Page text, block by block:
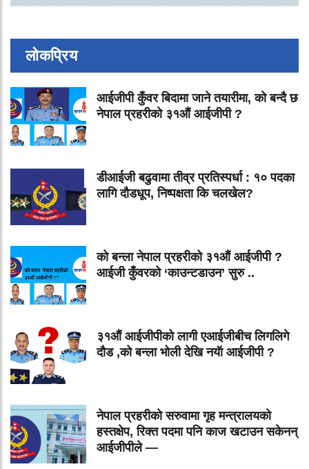
लोकप्रिय
आईजीपी कुँवर बिदामा जाने तयारीमा, को बन्दै छ
नेपाल प्रहरीको ३१औं आईजीपी ?
डीआईजी बढुवामा तीव्र प्रतिस्पर्धा : १० पदका
लागि दौडधूप, निष्पक्षता कि चलखेल?
को बन्ला नेपाल प्रहरीको ३१औं आईजीपी ?
आईजी कुँवरको ‘काउन्टडाउन’ सुरु ..
३१औं आईजीपीको लागी एआईजीबीच लिगलिगे
दौड ,को बन्ला भोली देखि नयॅा आईजीपी ?
नेपाल प्रहरीको सरुवामा गृह मन्त्रालयको
हस्तक्षेप, रिक्त पदमा पनि काज खटाउन सकेनन्
आईजीपीले —